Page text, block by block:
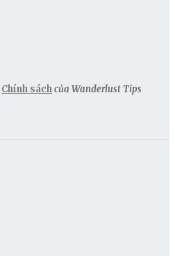
Chính sáchcủa Wanderlust Tips